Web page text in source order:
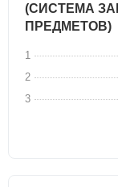
(СИСТЕМА
ПРЕДМЕТОВ)
1
2
3